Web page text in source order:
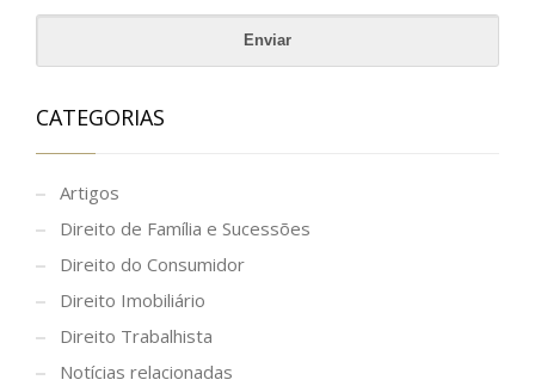
CATEGORIAS
Artigos
Direito de Família e Sucessões
Direito do Consumidor
Direito Imobiliário
Direito Trabalhista
Notícias relacionadas